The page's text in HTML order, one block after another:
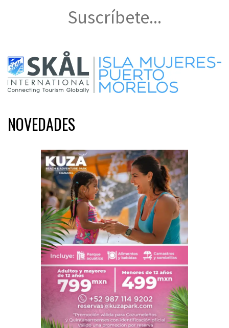
Suscríbete...
NOVEDADES